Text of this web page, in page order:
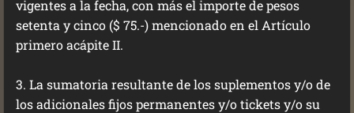
vigentes a la fecha, con más el importe de pesos
setenta y cinco ($ 75.-) mencionado en el Artículo
primero acápite II.
3. La sumatoria resultante de los suplementos y/o de
los adicionales fijos permanentes y/o tickets y/o su